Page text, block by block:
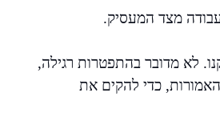
מצד המעסיק.
לא מדובר בהתפטרות רגילה,
כדי להקים את